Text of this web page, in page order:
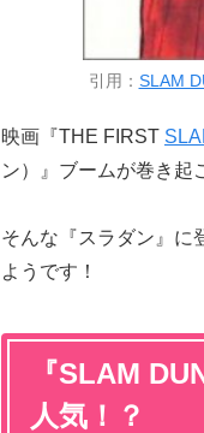
引用： SLAM
映画『THE FIRST
ン）』ブームが巻き起
そんな『スラダン』に
ようです！
『SLAM
人気！？